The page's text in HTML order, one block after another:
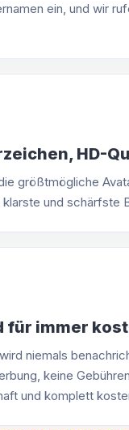
ein, und wir
HD-
größtmögliche
klarste und schärfste
für immer
niemals
keine
und komplett